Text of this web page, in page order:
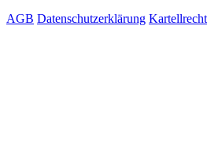
AGB Datenschutzerklärung